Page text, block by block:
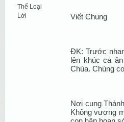
Thể Loại
Lời
Viết Chung
ĐK: Trước
lên khúc ca
Chúa. Chúng
Nơi cung
Không vương